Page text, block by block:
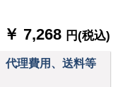
￥ 7,268 円(税込)
代理費用、送料等